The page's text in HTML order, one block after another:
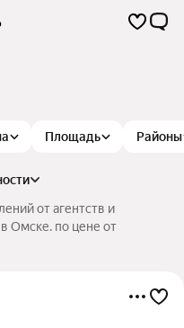
Площадь Районы
от агентств и
Омске. по цене от